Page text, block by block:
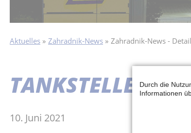
Aktuelles Zahradnik-News Zahradnik-News -
10. Juni 2021
Durch die
Informationen